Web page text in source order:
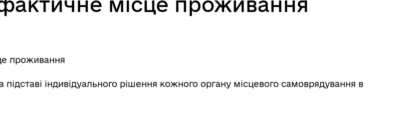
проживання
підставі індивідуального рішення кожного органу місцевого самоврядування в